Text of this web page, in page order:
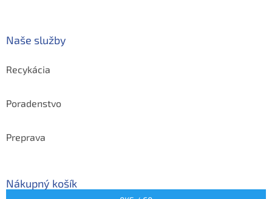
Naše služby
Recykácia
Poradenstvo
Preprava
Nákupný košík